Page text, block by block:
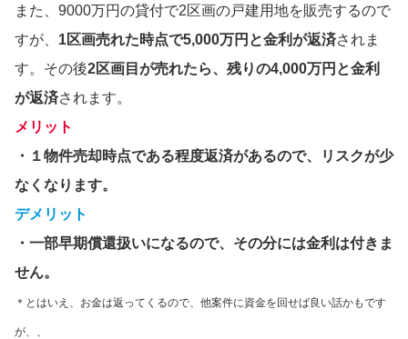
また、9000万円の貸付で2区画の戸建用地を販売するので
すが、 1区画売れた時点で5,000万円と金利が返済されま
す。その後2区画目が売れたら、残りの4,000万円と金利
が返済されます。
メリット
・１物件売却時点である程度返済があるので、リスクが少
なくなります。
デメリット
・一部早期償還扱いになるので、その分には金利は付きま
せん。
＊とはいえ、お金は返ってくるので、他案件に資金を回せば良い話かもです
が、、